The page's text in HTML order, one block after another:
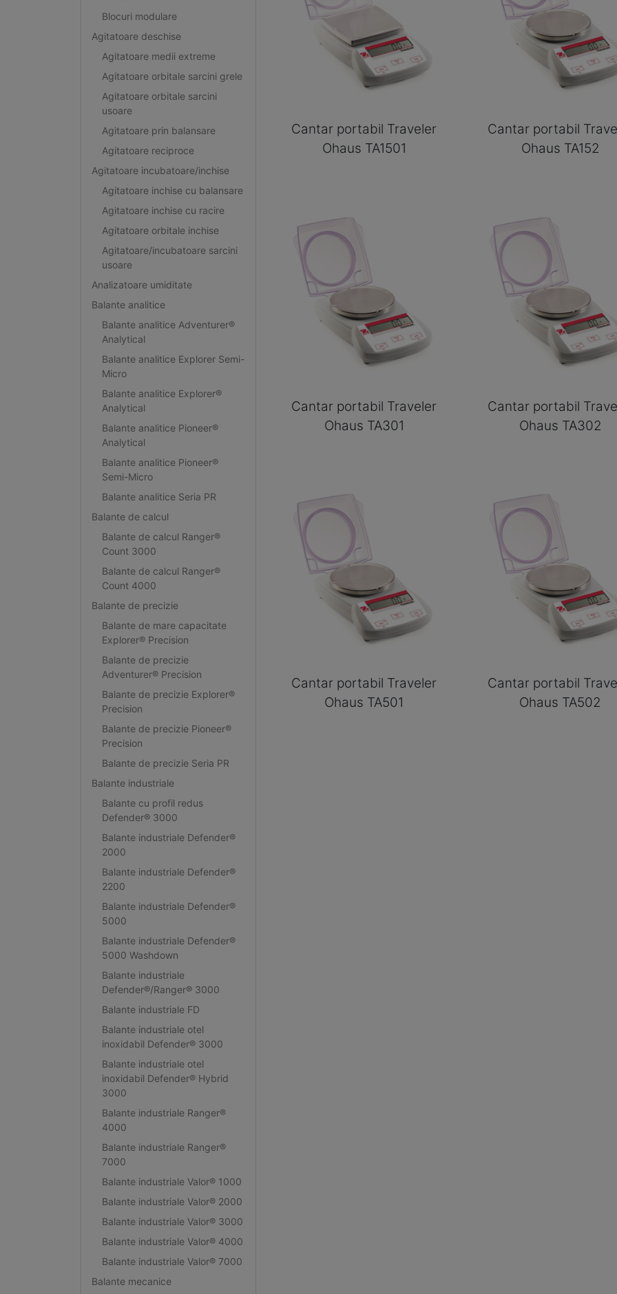
Blocuri modulare
Agitatoare deschise
Agitatoare medii extreme
Agitatoare orbitale sarcini grele
Agitatoare orbitale sarcini
usoare
Agitatoare prin balansare
Agitatoare reciproce
Agitatoare incubatoare/inchise
Agitatoare inchise cu balansare
Agitatoare inchise cu racire
Agitatoare orbitale inchise
Agitatoare/incubatoare sarcini
usoare
Analizatoare umiditate
Balante analitice
Balante analitice Adventurer®
Analytical
Balante analitice Explorer Semi-
Micro
Balante analitice Explorer®
Analytical
Balante analitice Pioneer®
Analytical
Balante analitice Pioneer®
Semi-Micro
Balante analitice Seria PR
Balante de calcul
Balante de calcul Ranger®
Count 3000
Balante de calcul Ranger®
Count 4000
Balante de precizie
Balante de mare capacitate
Explorer® Precision
Balante de precizie
Adventurer® Precision
Balante de precizie Explorer®
Precision
Balante de precizie Pioneer®
Precision
Balante de precizie Seria PR
Balante industriale
Balante cu profil redus
Defender® 3000
Balante industriale Defender®
2000
Balante industriale Defender®
2200
Balante industriale Defender®
5000
Balante industriale Defender®
5000 Washdown
Balante industriale
Defender®/Ranger® 3000
Balante industriale FD
Balante industriale otel
inoxidabil Defender® 3000
Balante industriale otel
inoxidabil Defender® Hybrid
3000
Balante industriale Ranger®
4000
Balante industriale Ranger®
7000
Balante industriale Valor® 1000
Balante industriale Valor® 2000
Balante industriale Valor® 3000
Balante industriale Valor® 4000
Balante industriale Valor® 7000
Balante mecanice
Cantar portabil Traveler
Ohaus TA1501
Cantar portabil
Ohaus TA152
Cantar portabil Traveler
Ohaus TA301
Cantar portabil
Ohaus TA302
Cantar portabil Traveler
Ohaus TA501
Cantar portabil
Ohaus TA502